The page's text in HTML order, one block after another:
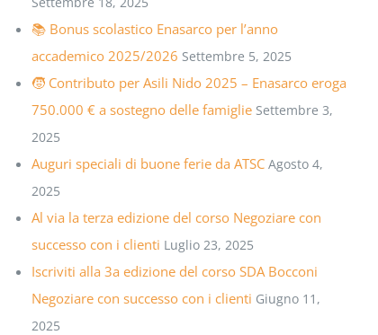
📚 Bonus scolastico Enasarco per l’anno
accademico 2025/2026 Settembre 5, 2025
🧒 Contributo per Asili Nido 2025 – Enasarco eroga
750.000 € a sostegno delle famiglie Settembre 3,
2025
Auguri speciali di buone ferie da ATSC Agosto 4,
2025
Al via la terza edizione del corso Negoziare con
successo con i clienti Luglio 23, 2025
Iscriviti alla 3a edizione del corso SDA Bocconi
Negoziare con successo con i clienti Giugno 11,
2025